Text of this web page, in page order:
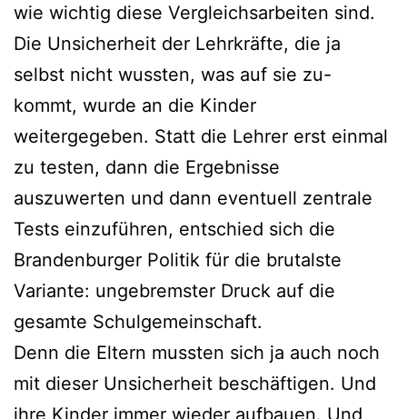
wie wichtig diese Vergleichsarbeiten sind.
Die Unsicherheit der Lehrkräfte, die ja
selbst nicht wussten, was auf sie zu-
kommt, wurde an die Kinder
weitergegeben. Statt die Lehrer erst einmal
zu testen, dann die Ergebnisse
auszuwerten und dann eventuell zentrale
Tests einzuführen, entschied sich die
Brandenburger Politik für die brutalste
Variante: ungebremster Druck auf die
gesamte Schulgemeinschaft.
Denn die Eltern mussten sich ja auch noch
mit dieser Unsicherheit beschäftigen. Und
ihre Kinder immer wieder aufbauen. Und